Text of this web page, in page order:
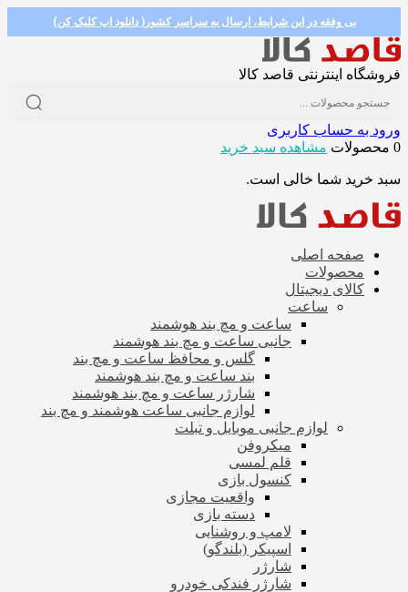
بی وفقه در این شرایط، ارسال به سراسر کشور( دانلود اپ کلیک کن)
فروشگاه اینترنتی قاصد کالا
ورود به حساب کاربری
0 محصولات
مشاهده سبد خرید
سبد خرید شما خالی است.
صفحه اصلی
محصولات
کالای دیجیتال
ساعت
ساعت و مچ بند هوشمند
جانبی ساعت و مچ بند هوشمند
گلس و محافظ ساعت و مچ بند
بند ساعت و مچ بند هوشمند
شارژر ساعت و مچ بند هوشمند
لوازم جانبی ساعت هوشمند و مچ بند
لوازم جانبی موبایل و تبلت
میکروفن
قلم لمسی
کنسول بازی
واقعیت مجازی
دسته بازی
لامپ و روشنایی
اسپیکر (بلندگو)
شارژر
شارژر فندکی خودرو